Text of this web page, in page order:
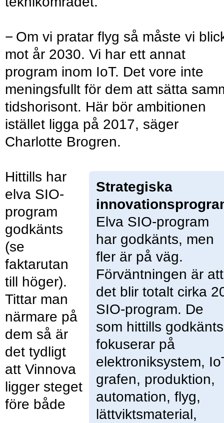
− Om vi pratar flyg så måste vi
mot år 2030. Vi har ett annat
program inom IoT. Det vore inte
meningsfullt för dem att sätta
tidshorisont. Här bör ambitionen
istället ligga på 2017, säger
Charlotte Brogren.
Strategiska
Elva SIO-program
har godkänts, men
fler är på väg.
Förväntningen är att
det blir totalt cirka
SIO-program. De
som hittills godkänts
fokuserar på
elektroniksystem,
grafen, produktion,
automation, flyg,
lättviktsmaterial,
Hittills har
elva SIO-
program
godkänts
(se
faktarutan
till höger).
Tittar man
närmare på
dem så är
det tydligt
att Vinnova
ligger steget
före både